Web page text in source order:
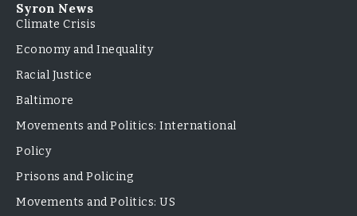
Syron News
Climate Crisis
Economy and Inequality
Racial Justice
Baltimore
Movements and Politics: International
Policy
Prisons and Policing
Movements and Politics: US